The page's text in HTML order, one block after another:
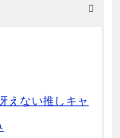
えない推しキャ